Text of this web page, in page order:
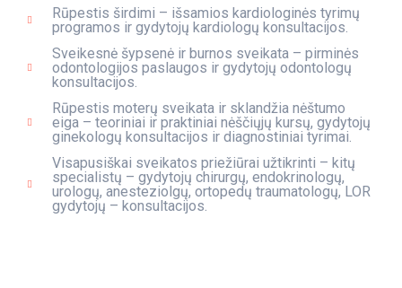
Rūpestis širdimi – išsamios kardiologinės tyrimų
programos ir gydytojų kardiologų konsultacijos.
Sveikesnė šypsenė ir burnos sveikata – pirminės
odontologijos paslaugos ir gydytojų odontologų
konsultacijos.
Rūpestis moterų sveikata ir sklandžia nėštumo
eiga – teoriniai ir praktiniai nėščiųjų kursų, gydytojų
ginekologų konsultacijos ir diagnostiniai tyrimai.
Visapusiškai sveikatos priežiūrai užtikrinti – kitų
specialistų – gydytojų chirurgų, endokrinologų,
urologų, anesteziolgų, ortopedų traumatologų, LOR
gydytojų – konsultacijos.